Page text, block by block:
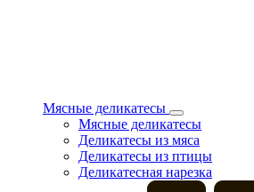
Мясные деликатесы
Мясные деликатесы
Деликатесы из мяса
Деликатесы из птицы
Деликатесная нарезка